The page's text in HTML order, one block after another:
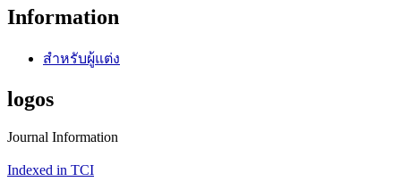
Information
สำหรับผู้แต่ง
logos
Journal Information
Indexed in TCI